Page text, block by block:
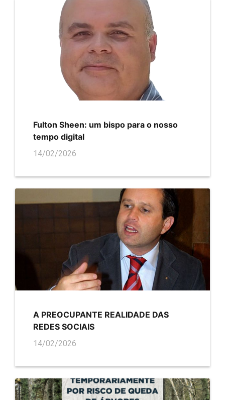
Fulton Sheen: um bispo para o nosso
tempo digital
14/02/2026
A PREOCUPANTE REALIDADE DAS
REDES SOCIAIS
14/02/2026